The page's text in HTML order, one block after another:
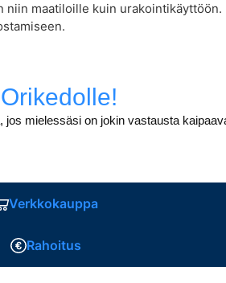
maatiloille kuin
jos mielessäsi on jokin vastausta
Verkkokauppa
Rahoitus